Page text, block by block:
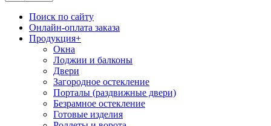
Поиск по сайту
Онлайн-оплата заказа
Продукция+
Окна
Лоджии и балконы
Двери
Загородное остекление
Порталы (раздвижные двери)
Безрамное остекление
Готовые изделия